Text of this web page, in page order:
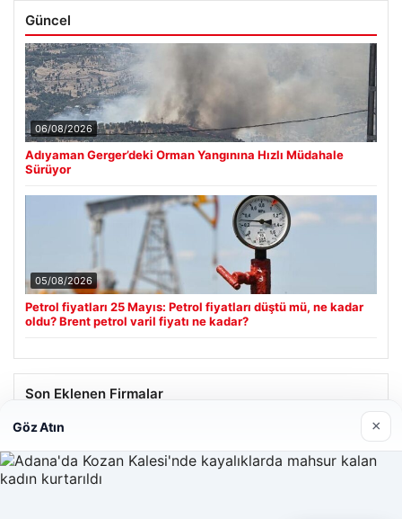
Güncel
06/08/2026
Adıyaman Gerger’deki Orman Yangınına Hızlı Müdahale
Sürüyor
05/08/2026
Petrol fiyatları 25 Mayıs: Petrol fiyatları düştü mü, ne kadar
oldu? Brent petrol varil fiyatı ne kadar?
Son Eklenen Firmalar
Hastaş Beton
26/05/2026
Göz Atın ×